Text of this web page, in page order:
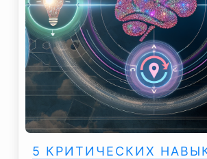
5 КРИТИЧЕСКИХ